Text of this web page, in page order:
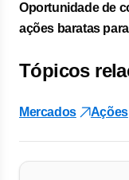
Oportunidade de
ações baratas
Tópicos
Mercados Ações